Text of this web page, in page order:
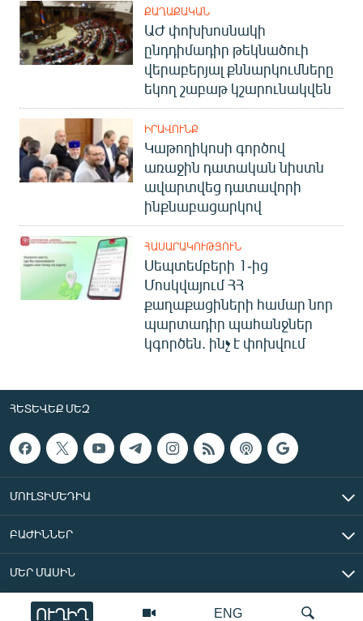
ENG
ՈՒՂԻՂ
ՔԱՂԱՔԱԿԱՆ
ԱԺ փոխխոսնակի
ընդդիմադիր թեկնածուի
վերաբերյալ քննարկումները
եկող շաբաթ կշարունակվեն
ԻՐԱՎՈՒՆՔ
Կաթողիկոսի գործով
առաջին դատական նիստն
ավարտվեց դատավորի
ինքնաբացարկով
ՀԱՍԱՐԱԿՈՒԹՅՈՒՆ
Սեպտեմբերի 1-ից
Մոսկվայում ՀՀ
քաղաքացիների համար նոր
պարտադիր պահանջներ
կգործեն. ինչ է փոխվում
ՀԵՏԵՎԵՔ ՄԵԶ
ՄՈՒԼՏԻՄԵԴԻԱ
ԲԱԺԻՆՆԵՐ
ՄԵՐ ՄԱՍԻՆ
«Ազատ Եվրոպա/Ազատություն» ռադիոկայան © 2026